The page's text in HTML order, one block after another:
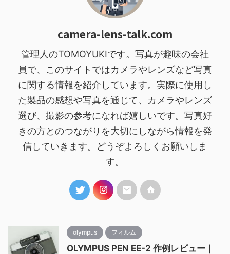
camera-lens-talk.com
管理人のTOMOYUKIです。写真が趣味の会社
員で、このサイトではカメラやレンズなど写真
に関する情報を紹介しています。実際に使用し
た製品の感想や写真を通じて、カメラやレンズ
選び、撮影の参考になれば嬉しいです。写真好
きの方とのつながりを大切にしながら情報を発
信していきます。どうぞよろしくお願いしま
す。
olympus フィルム
OLYMPUS PEN EE-2 作例レビュー｜